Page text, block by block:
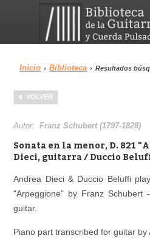
Menu
Biblioteca
Inicio › Biblioteca › Resultados
VOLVER
Autor:Franz Schubert (1797-1828)
Sonata en la menor, D. 821
Dieci, guitarra / Duccio
Andrea Dieci & Duccio Beluffi
"Arpeggione" by Franz Schubert
guitar.
Piano part transcribed for guitar by